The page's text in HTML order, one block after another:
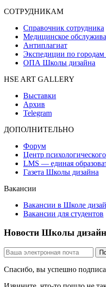
СОТРУДНИКАМ
Справочник сотрудника
Медицинское
Антиплагиат
Экспедиции по городам
ОПА Школы дизайна
HSE ART GALLERY
Выставки
Архив
Telegram
ДОПОЛНИТЕЛЬНО
Форум
Центр
LMS — единая
Газета Школы дизайна
Вакансии
Вакансии в Школе
Вакансии для студентов
Новости Школы
Спасибо, вы успешно